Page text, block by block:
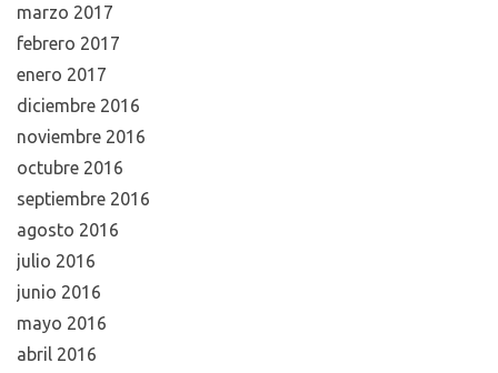
marzo 2017
febrero 2017
enero 2017
diciembre 2016
noviembre 2016
octubre 2016
septiembre 2016
agosto 2016
julio 2016
junio 2016
mayo 2016
abril 2016